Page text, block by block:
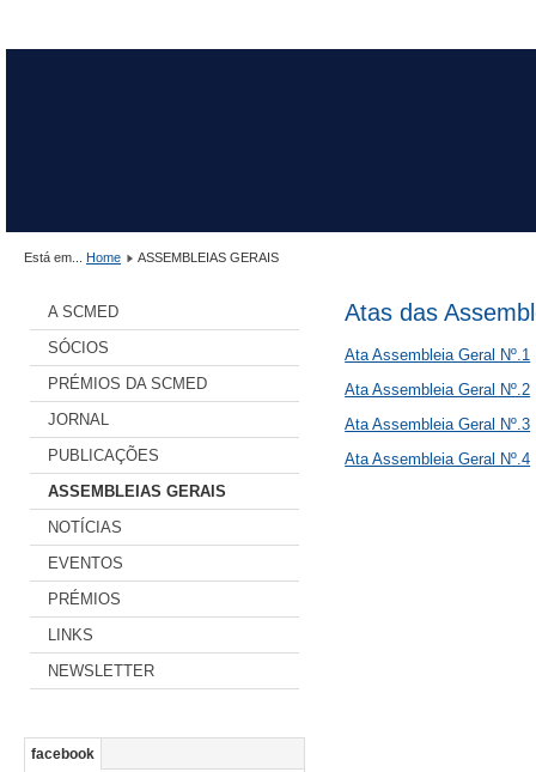
Está em... Home ASSEMBLEIAS GERAIS
A SCMED
SÓCIOS
PRÉMIOS DA SCMED
JORNAL
PUBLICAÇÕES
ASSEMBLEIAS GERAIS
NOTÍCIAS
EVENTOS
PRÉMIOS
LINKS
NEWSLETTER
facebook
Atas das
Ata Assembleia Geral Nº.1
Ata Assembleia Geral Nº.2
Ata Assembleia Geral Nº.3
Ata Assembleia Geral Nº.4